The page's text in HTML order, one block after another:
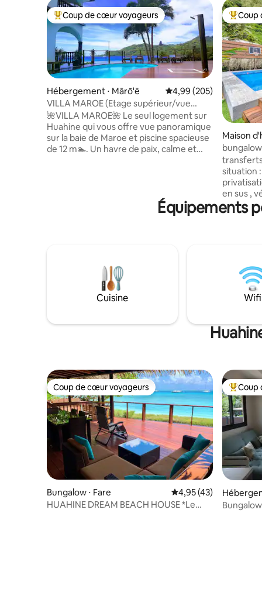
Coups de cœur voyageurs les plus appréciés
Coup de cœur voyageurs
Hébergement ⋅ Mārō'ē Évaluation moyenne
4,99 (205)
VILLA MAROE (Etage supérieur/vue
lagon/piscine)
​🌺VILLA MAROE🌺 ​Le seul logement sur
Huahine qui vous offre vue panoramique
sur la baie de Maroe et piscine spacieuse
de 12 m🏊. Un havre de paix, calme et
matinal ☕. Puis partez explorer l'île et ses
Coups
Coup
Maison
privées
transferts
situation
en sus ,
ville,
votre
vous
de faire
Équipements
Cuisine Wifi
Coup de cœur voyageurs
Coup de cœur voyageurs
Bungalow ⋅ Fare Évaluation moyenne
4,95 (43)
HUAHINE DREAM BEACH HOUSE *Le
Coups
Coup